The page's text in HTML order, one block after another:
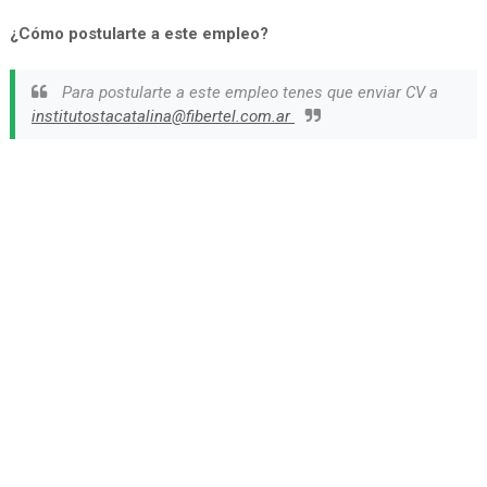
¿Cómo postularte a este empleo?
Para postularte a este empleo tenes que enviar CV a
institutostacatalina@fibertel.com.ar